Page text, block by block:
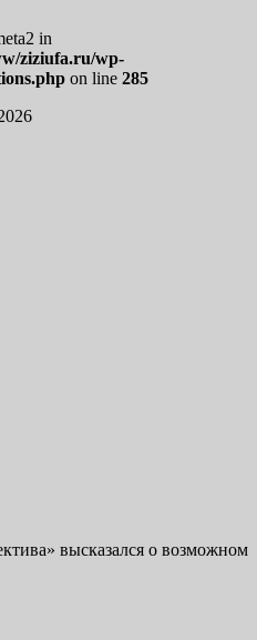
in
ziziufa.ru/wp-
on line 285
высказался о возможном